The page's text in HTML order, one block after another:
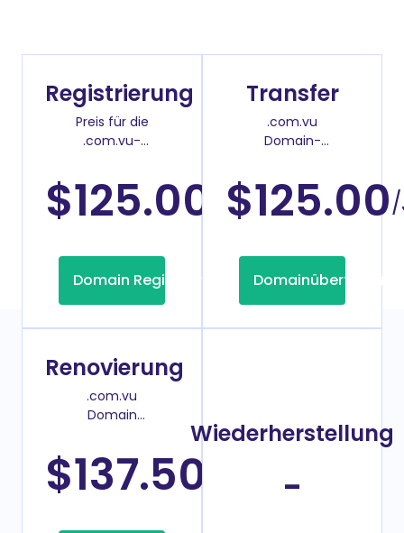
Registrierung
Preis für die
.com.vu-
$125.00 /Jahr
Domain Registrierung
Transfer
.com.vu
Domain-
$125.00
Domainübertragung
Renovierung
.com.vu
Domain
$137.50
Wiederherstellung
-